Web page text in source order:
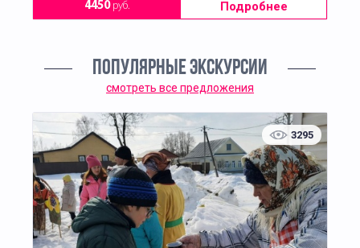
4450руб. Подробнее
ПОПУЛЯРНЫЕ ЭКСКУРСИИ
смотреть все предложения
3295